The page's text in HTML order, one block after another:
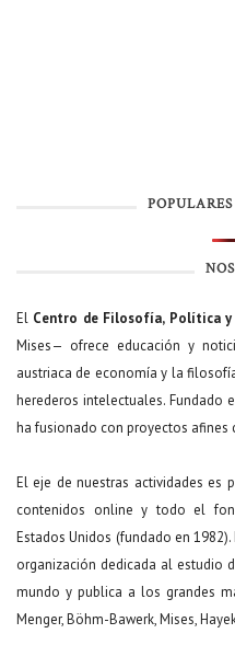
El Centro de Filosofía, Política y
Mises— ofrece educación y
austriaca de economía y la
herederos intelectuales. Fundado
ha fusionado con proyectos afines
El eje de nuestras actividades es
contenidos online y todo el
Estados Unidos (fundado en
organización dedicada al estudio
mundo y publica a los grandes
Menger, Böhm-Bawerk, Mises,